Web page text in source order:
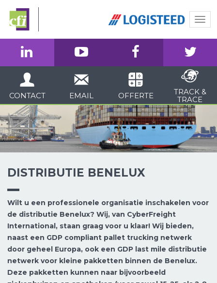
CONTACT EMAIL OFFERTE
TRACK &
TRACE
DISTRIBUTIE BENELUX
Wilt u een professionele organisatie inschakelen voor
de distributie Benelux? Wij, van CyberFreight
International, staan graag voor u klaar! Wij bieden,
naast een GDP compliant pallet trucking netwerk
door geheel Europa, ook een GDP last mile distributie
netwerk voor kleine pakketten binnen de Benelux.
Deze pakketten kunnen naar bijvoorbeeld